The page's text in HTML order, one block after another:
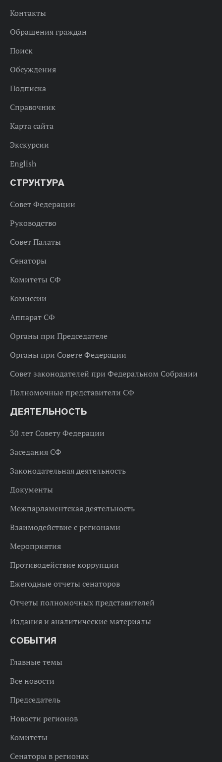
Контакты
Обращения граждан
Поиск
Обсуждения
Подписка
Справочник
Карта сайта
Экскурсии
English
СТРУКТУРА
Совет Федерации
Руководство
Совет Палаты
Сенаторы
Комитеты СФ
Комиссии
Аппарат СФ
Органы при Председателе
Органы при Совете Федерации
Совет законодателей при Федеральном Собрании
Полномочные представители СФ
ДЕЯТЕЛЬНОСТЬ
30 лет Совету Федерации
Заседания СФ
Законодательная деятельность
Документы
Межпарламентская деятельность
Взаимодействие с регионами
Мероприятия
Противодействие коррупции
Ежегодные отчеты сенаторов
Отчеты полномочных представителей
Издания и аналитические материалы
СОБЫТИЯ
Главные темы
Все новости
Председатель
Новости регионов
Комитеты
Сенаторы в регионах